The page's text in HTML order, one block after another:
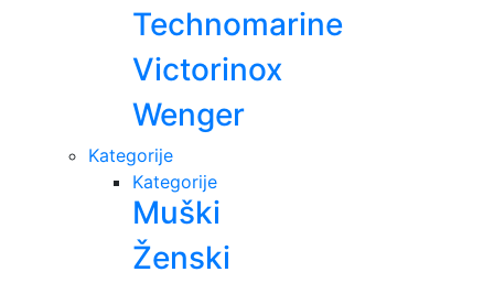
Technomarine
Victorinox
Wenger
Kategorije
Kategorije
Muški
Ženski